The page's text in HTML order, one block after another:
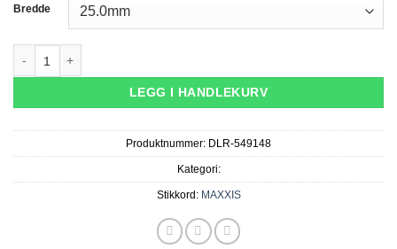
Bredde
LEGG I HANDLEKURV
Produktnummer: DLR-549148
Kategori:
Stikkord: MAXXIS